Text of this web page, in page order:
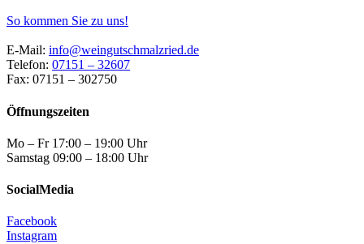
So kommen Sie zu uns!
E-Mail: info@weingutschmalzried.de
Telefon: 07151 – 32607
Fax: 07151 – 302750
Öffnungszeiten
Mo – Fr 17:00 – 19:00 Uhr
Samstag 09:00 – 18:00 Uhr
SocialMedia
Facebook
Instagram